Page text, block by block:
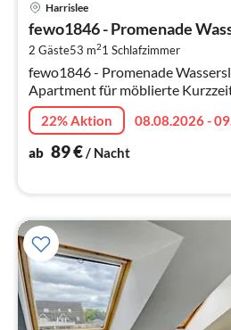
Harrislee
fewo1846 - Promenade
2 Gäste53 m21 Schlafzimmer
fewo1846 - Promenade
Apartment für möblierte
22% Aktion
08.08.2026 -
ab 89€/ Nacht